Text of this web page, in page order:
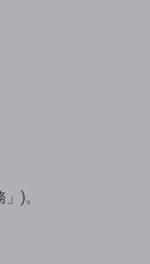
)。